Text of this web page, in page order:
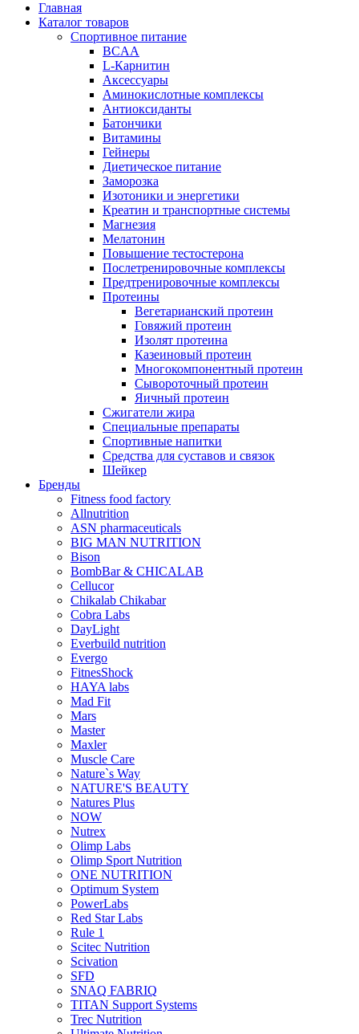
Главная
Каталог товаров
Спортивное питание
BCAA
L-Карнитин
Аксессуары
Аминокислотные комплексы
Антиоксиданты
Батончики
Витамины
Гейнеры
Диетическое питание
Заморозка
Изотоники и энергетики
Креатин и транспортные системы
Магнезия
Мелатонин
Повышение тестостерона
Послетренировочные комплексы
Предтренировочные комплексы
Протеины
Вегетарианский протеин
Говяжий протеин
Изолят протеина
Казеиновый протеин
Многокомпонентный протеин
Сывороточный протеин
Яичный протеин
Сжигатели жира
Специальные препараты
Спортивные напитки
Средства для суставов и связок
Шейкер
Бренды
Fitness food factory
Allnutrition
ASN pharmaceuticals
BIG MAN NUTRITION
Bison
BombBar & CHICALAB
Cellucor
Chikalab Chikabar
Cobra Labs
DayLight
Everbuild nutrition
Evergo
FitnesShock
HAYA labs
Mad Fit
Mars
Master
Maxler
Muscle Care
Nature`s Way
NATURE'S BEAUTY
Natures Plus
NOW
Nutrex
Olimp Labs
Olimp Sport Nutrition
ONE NUTRITION
Optimum System
PowerLabs
Red Star Labs
Rule 1
Scitec Nutrition
Scivation
SFD
SNAQ FABRIQ
TITAN Support Systems
Trec Nutrition